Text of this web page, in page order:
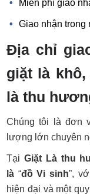
Miễn phí giao
Giao nhận trong
Địa chỉ
giặt là
là thu
Chúng tôi là đơn
lượng lớn chuyên
Tại Giặt Là thu
là “đồ Vi sinh”,
hiện đại và một